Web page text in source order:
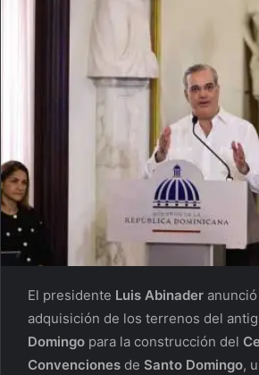
El presidente Luis Abinader
adquisición de los terrenos del
Domingo para la construcción del
Convenciones de Santo Domingo,